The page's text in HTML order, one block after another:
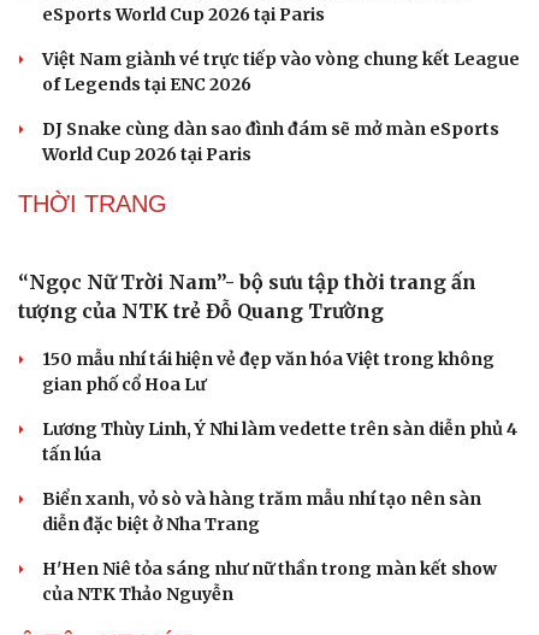
Team Flash PUBG Mobile hiên ngang giành vé
vào thẳng Grand Finals tại EWC 2026
Team Flash xuất quân chinh phục eSports World Cup
với mũi đinh ba HOK-PUBG-Cờ vua
eSports World Cup 2026 tại Paris
of Legends tại ENC 2026
DJ Snake cùng dàn sao đình đám sẽ mở màn eSports
World Cup 2026 tại Paris